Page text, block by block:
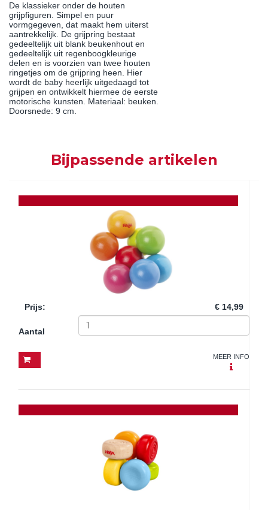
De klassieker onder de houten
grijpfiguren. Simpel en puur
vormgegeven, dat maakt hem uiterst
aantrekkelijk. De grijpring bestaat
gedeeltelijk uit blank beukenhout en
gedeeltelijk uit regenboogkleurige
delen en is voorzien van twee houten
ringetjes om de grijpring heen. Hier
wordt de baby heerlijk uitgedaagd tot
grijpen en ontwikkelt hiermee de eerste
motorische kunsten. Materiaal: beuken.
Doorsnede: 9 cm.
Bijpassende artikelen
Prijs: € 14,99
Aantal
MEER INFO